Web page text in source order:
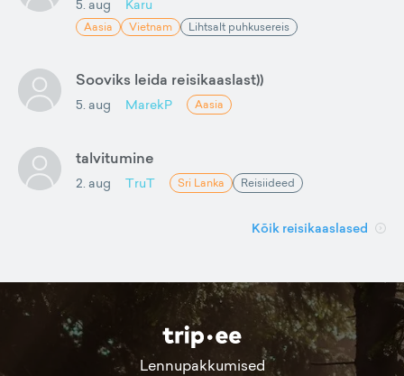
5. aug Karu
Aasia Vietnam Lihtsalt puhkusereis
Sooviks leida reisikaaslast))
5. aug MarekP Aasia
talvitumine
2. aug TruT Sri Lanka Reisiideed
Kõik reisikaaslased
Lennupakkumised